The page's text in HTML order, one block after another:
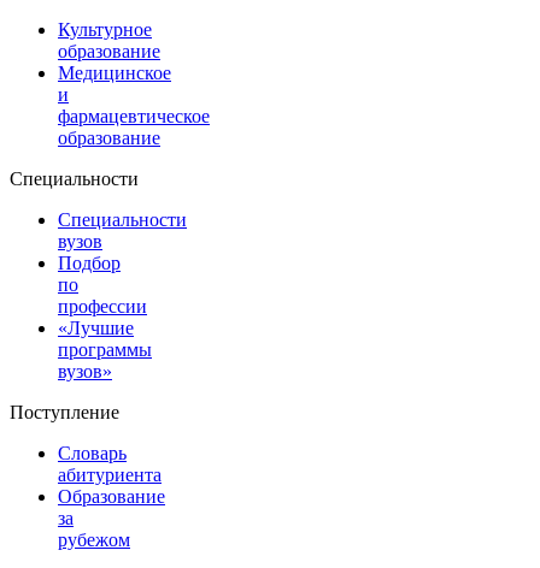
Культурное
образование
Медицинское
и
фармацевтическое
образование
Специальности
Специальности
вузов
Подбор
по
профессии
«Лучшие
программы
вузов»
Поступление
Словарь
абитуриента
Образование
за
рубежом